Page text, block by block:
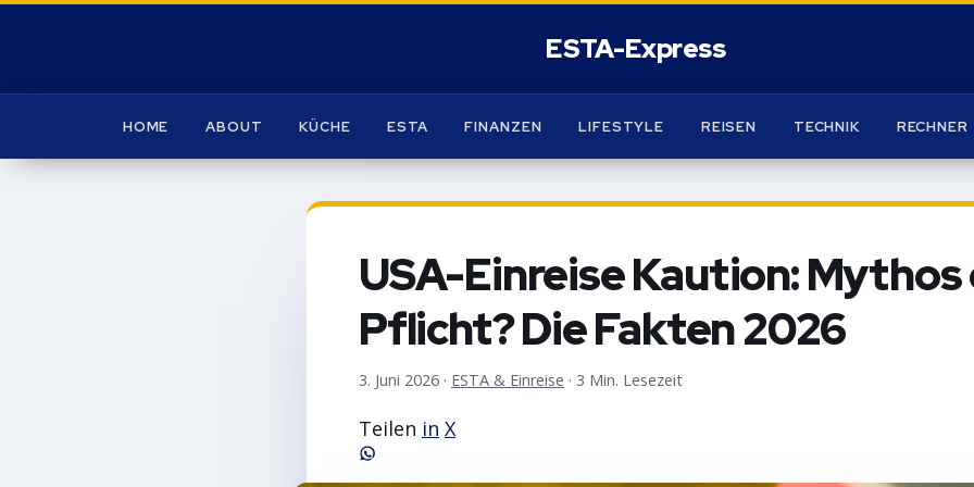
HOME ABOUT KÜCHE ESTA FINANZEN LIFESTYLE REISEN TECHNIK RECHNER
USA-Einreise Kaution:
Pflicht? Die Fakten 2026
3. Juni 2026 · ESTA & Einreise · 3 Min. Lesezeit
Teilen in X